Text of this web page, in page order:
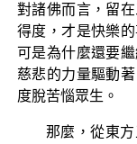
對諸佛而言，留
得度，才是快樂
可是為什麼還要
慈悲的力量驅動
度脫苦惱眾生。
那麼，從東